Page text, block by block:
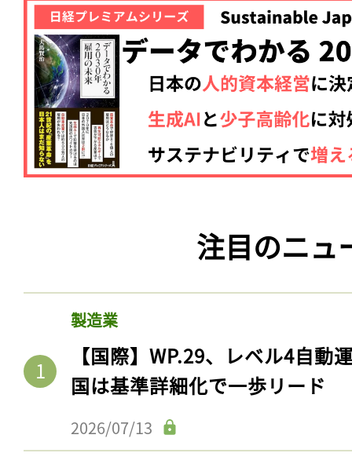
注目のニュ
製造業
【国際】WP.29、レベル4自動
国は基準詳細化で一歩リード
2026/07/13